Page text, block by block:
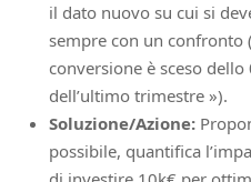
il dato nuovo su cui si
sempre con un confronto
conversione è sceso
dell’ultimo trimestre »).
Soluzione/Azione:
possibile, quantifica